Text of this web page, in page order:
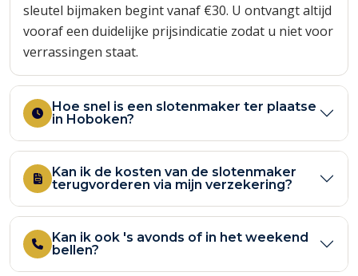
sleutel bijmaken begint vanaf €30. U ontvangt altijd
vooraf een duidelijke prijsindicatie zodat u niet voor
verrassingen staat.
Hoe snel is een slotenmaker ter plaatse
in Hoboken?
Kan ik de kosten van de slotenmaker
terugvorderen via mijn verzekering?
Kan ik ook 's avonds of in het weekend
bellen?